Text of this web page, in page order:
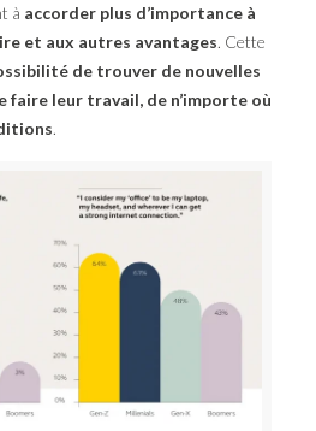
à accorder plus d’importance à
et aux autres avantages. Cette
de trouver de nouvelles
faire leur travail, de n’importe où
.